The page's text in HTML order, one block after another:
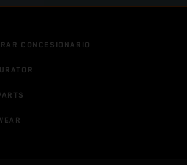
CONCESIONARIO